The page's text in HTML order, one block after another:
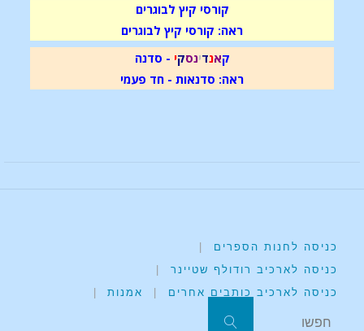
קורסי קיץ לבוגרים
ראה: קורסי קיץ לבוגרים
קאנדינסקי - סדנה
ראה: סדנאות - חד פעמי
כניסה לחנות הספרים
כניסה לארכיב רודולף שטיינר
כניסה לארכיב כותבים אחרים
אמנות